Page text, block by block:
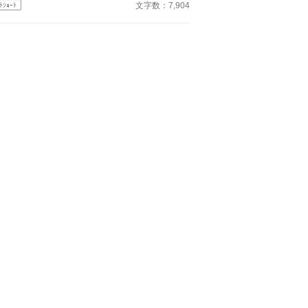
ない。 私は自分から婚
ｼｮｰﾄ 文字数：7,904